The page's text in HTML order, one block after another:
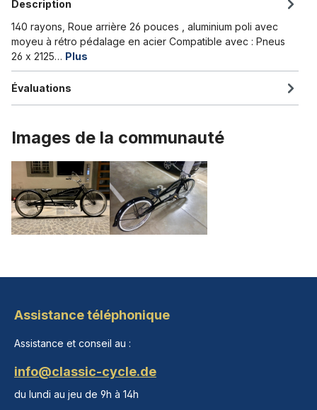
Description
140 rayons, Roue arrière 26 pouces , aluminium poli avec
moyeu à rétro pédalage en acier Compatible avec : Pneus
26 x 2125… Plus
Évaluations
Images de la communauté
Assistance téléphonique
Assistance et conseil au :
info@classic-cycle.de
du lundi au jeu de 9h à 14h